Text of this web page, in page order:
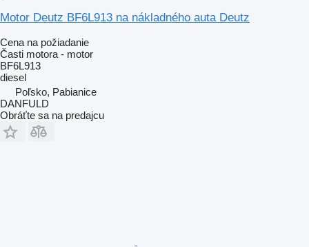
Motor Deutz BF6L913 na nákladného auta Deutz
Cena na požiadanie
Časti motora - motor
BF6L913
diesel
Poľsko, Pabianice
DANFULD
Obráťte sa na predajcu